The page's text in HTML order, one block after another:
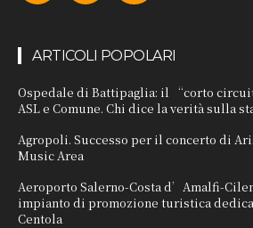
ARTICOLI POPOLARI
Ospedale di Battipaglia: il “corto
ASL e Comune. Chi dice la verità sulla
Agropoli. Successo per il concerto di
Music Area
Aeroporto Salerno-Costa d’Amalfi-
impianto di promozione turistica
Centola